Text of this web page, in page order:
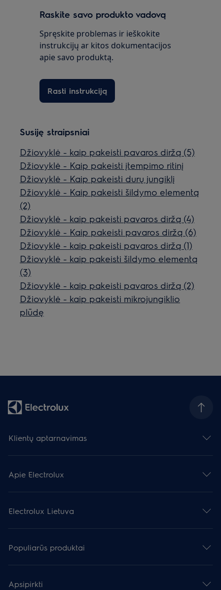
Raskite savo produkto vadovą
Spręskite problemas ir ieškokite
instrukcijų ar kitos dokumentacijos
apie savo produktą.
Rasti instrukciją
Susiję straipsniai
Džiovyklė - kaip pakeisti pavaros diržą (5)
Džiovyklė - Kaip pakeisti įtempimo ritinį
Džiovyklė - Kaip pakeisti durų jungiklį
Džiovyklė - Kaip pakeisti šildymo elementą
(2)
Džiovyklė - kaip pakeisti pavaros diržą (4)
Džiovyklė - Kaip pakeisti pavaros diržą (6)
Džiovyklė - kaip pakeisti pavaros diržą (1)
Džiovyklė - kaip pakeisti šildymo elementą
(3)
Džiovyklė - kaip pakeisti pavaros diržą (2)
Džiovyklė - kaip pakeisti mikrojungiklio
plūdę
Klientų aptarnavimas
Apie Electrolux
Electrolux Lietuva
Populiarūs produktai
Apsipirkti